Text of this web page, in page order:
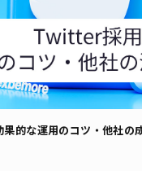
的な運用のコツ・他社の